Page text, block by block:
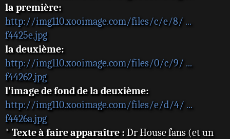
la première:
http://img110.xooimage.com/files/c/e/8/ ...
f4425e.jpg
la deuxième:
http://img110.xooimage.com/files/0/c/9/ ...
f44262.jpg
l'image de fond de la deuxième:
http://img110.xooimage.com/files/e/d/4/ ...
f4426a.jpg
* Texte à faire apparaître : Dr House fans (et un